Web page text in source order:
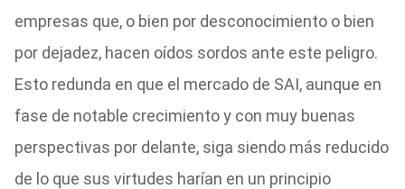
empresas que, o bien por desconocimiento o bien
por dejadez, hacen oídos sordos ante este peligro.
Esto redunda en que el mercado de SAI, aunque en
fase de notable crecimiento y con muy buenas
perspectivas por delante, siga siendo más reducido
de lo que sus virtudes harían en un principio